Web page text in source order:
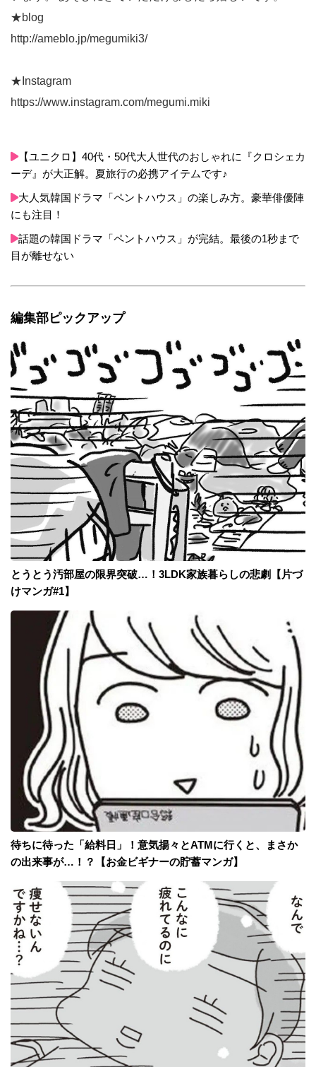
★blog
http://ameblo.jp/megumiki3/
★Instagram
https://www.instagram.com/megumi.miki
【ユニクロ】40代・50代大人世代のおしゃれに『クロシェカ
ーデ』が大正解。夏旅行の必携アイテムです♪
大人気韓国ドラマ「ペントハウス」の楽しみ方。豪華俳優陣
にも注目！
話題の韓国ドラマ「ペントハウス」が完結。最後の1秒まで
目が離せない
編集部ピックアップ
とうとう汚部屋の限界突破…！3LDK家族暮らしの悲劇【片づ
けマンガ#1】
待ちに待った「給料日」！意気揚々とATMに行くと、まさか
の出来事が…！？【お金ビギナーの貯蓄マンガ】